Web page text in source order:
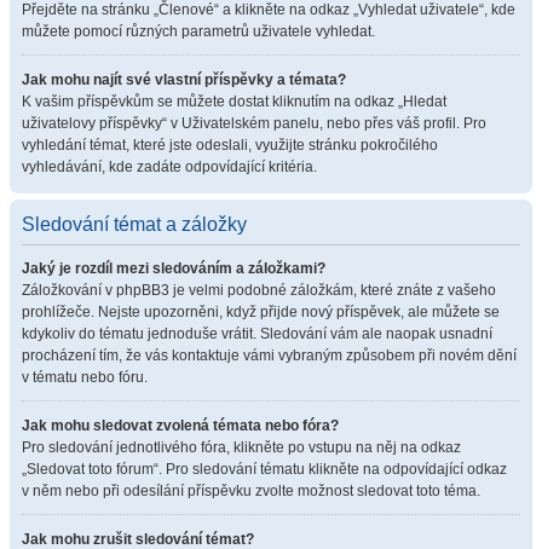
Přejděte na stránku „Členové“ a klikněte na odkaz „Vyhledat uživatele“, kde
můžete pomocí různých parametrů uživatele vyhledat.
Jak mohu najít své vlastní příspěvky a témata?
K vašim příspěvkům se můžete dostat kliknutím na odkaz „Hledat
uživatelovy příspěvky“ v Uživatelském panelu, nebo přes váš profil. Pro
vyhledání témat, které jste odeslali, využijte stránku pokročilého
vyhledávání, kde zadáte odpovídající kritéria.
Sledování témat a záložky
Jaký je rozdíl mezi sledováním a záložkami?
Záložkování v phpBB3 je velmi podobné záložkám, které znáte z vašeho
prohlížeče. Nejste upozorněni, když přijde nový příspěvek, ale můžete se
kdykoliv do tématu jednoduše vrátit. Sledování vám ale naopak usnadní
procházení tím, že vás kontaktuje vámi vybraným způsobem při novém dění
v tématu nebo fóru.
Jak mohu sledovat zvolená témata nebo fóra?
Pro sledování jednotlivého fóra, klikněte po vstupu na něj na odkaz
„Sledovat toto fórum“. Pro sledování tématu klikněte na odpovídající odkaz
v něm nebo při odesílání příspěvku zvolte možnost sledovat toto téma.
Jak mohu zrušit sledování témat?